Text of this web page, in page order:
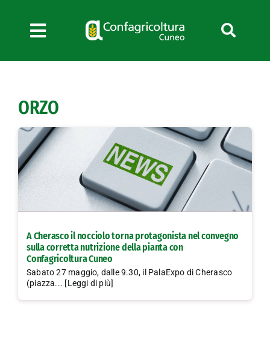
contenuto
Toggle
Navigation
News
Bandi
Formazione
Convenzioni
L’Agricoltore cuneese
Lavora con noi
Contatti
ORZO
A Cherasco il nocciolo torna protagonista nel convegno
sulla corretta nutrizione della pianta con
Confagricoltura Cuneo
Sabato 27 maggio, dalle 9.30, il PalaExpo di Cherasco
(piazza... [Leggi di più]